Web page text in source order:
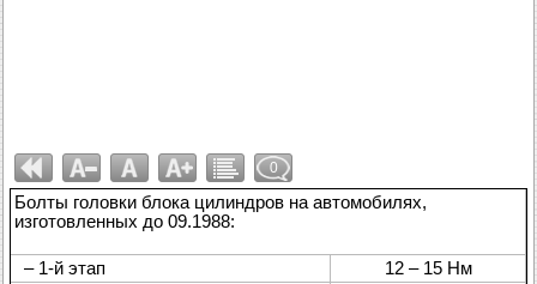
0
Болты головки блока цилиндров на автомобилях,
изготовленных до 09.1988:
– 1-й этап
12 – 15 Нм